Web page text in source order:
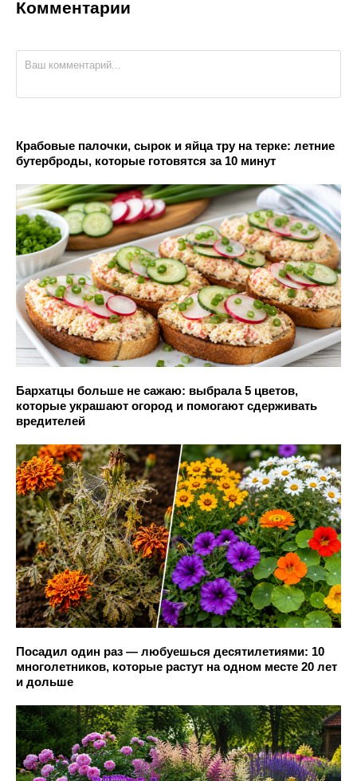
Комментарии
Крабовые палочки, сырок и яйца тру на терке: летние
бутерброды, которые готовятся за 10 минут
Бархатцы больше не сажаю: выбрала 5 цветов,
которые украшают огород и помогают сдерживать
вредителей
Посадил один раз — любуешься десятилетиями: 10
многолетников, которые растут на одном месте 20 лет
и дольше